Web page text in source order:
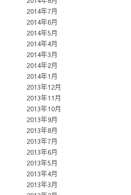
2014年7月
2014年6月
2014年5月
2014年4月
2014年3月
2014年2月
2014年1月
2013年12月
2013年11月
2013年10月
2013年9月
2013年8月
2013年7月
2013年6月
2013年5月
2013年4月
2013年3月